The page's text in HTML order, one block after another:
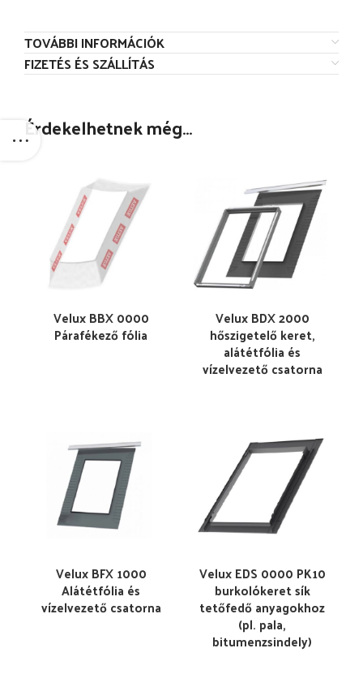
TOVÁBBI INFORMÁCIÓK
FIZETÉS ÉS SZÁLLÍTÁS
Érdekelhetnek még…
Velux BBX 0000
Párafékező fólia
Velux BDX 2000
hőszigetelő keret,
alátétfólia és
vízelvezető csatorna
Velux BFX 1000
Alátétfólia és
vízelvezető csatorna
Velux EDS 0000 PK10
burkolókeret sík
tetőfedő anyagokhoz
(pl. pala,
bitumenzsindely)